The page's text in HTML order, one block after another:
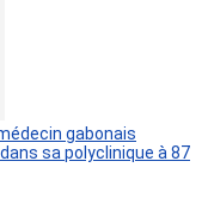
gabonais
sa polyclinique à 87